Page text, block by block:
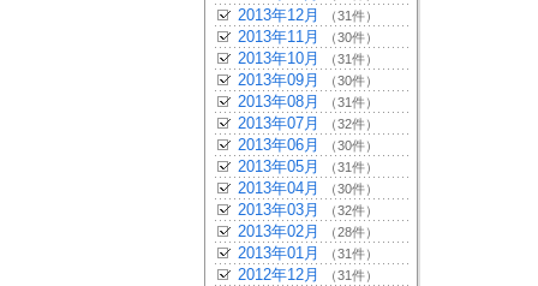
2013年12月 （31件）
2013年11月 （30件）
2013年10月 （31件）
2013年09月 （30件）
2013年08月 （31件）
2013年07月 （32件）
2013年06月 （30件）
2013年05月 （31件）
2013年04月 （30件）
2013年03月 （32件）
2013年02月 （28件）
2013年01月 （31件）
2012年12月 （31件）